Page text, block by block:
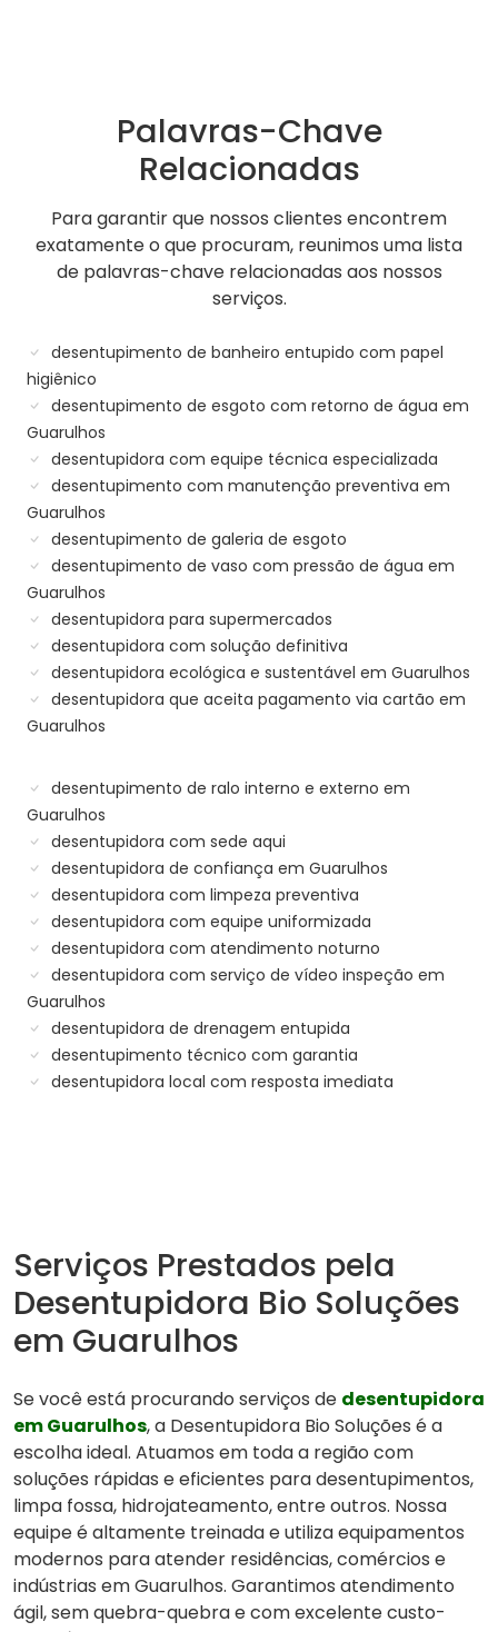
Palavras-Chave
Relacionadas
Para garantir que nossos clientes encontrem
exatamente o que procuram, reunimos uma lista
de palavras-chave relacionadas aos nossos
serviços.
desentupimento de banheiro entupido com papel
higiênico
desentupimento de esgoto com retorno de água em
Guarulhos
desentupidora com equipe técnica especializada
desentupimento com manutenção preventiva em
Guarulhos
desentupimento de galeria de esgoto
desentupimento de vaso com pressão de água em
Guarulhos
desentupidora para supermercados
desentupidora com solução definitiva
desentupidora ecológica e sustentável em Guarulhos
desentupidora que aceita pagamento via cartão em
Guarulhos
desentupimento de ralo interno e externo em
Guarulhos
desentupidora com sede aqui
desentupidora de confiança em Guarulhos
desentupidora com limpeza preventiva
desentupidora com equipe uniformizada
desentupidora com atendimento noturno
desentupidora com serviço de vídeo inspeção em
Guarulhos
desentupidora de drenagem entupida
desentupimento técnico com garantia
desentupidora local com resposta imediata
Serviços Prestados pela
Desentupidora Bio Soluções
em Guarulhos
Se você está procurando serviços de desentupidora
em Guarulhos, a Desentupidora Bio Soluções é a
escolha ideal. Atuamos em toda a região com
soluções rápidas e eficientes para desentupimentos,
limpa fossa, hidrojateamento, entre outros. Nossa
equipe é altamente treinada e utiliza equipamentos
modernos para atender residências, comércios e
indústrias em Guarulhos. Garantimos atendimento
ágil, sem quebra-quebra e com excelente custo-